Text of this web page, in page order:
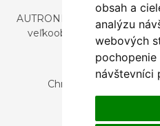
obsah a
analýzu
webových
návštevníci
AUTRONIC, s.r.o. je
veľkoobchodným
nábytku a
Česká
Chrustenice 270, 267
Nová 366, 032